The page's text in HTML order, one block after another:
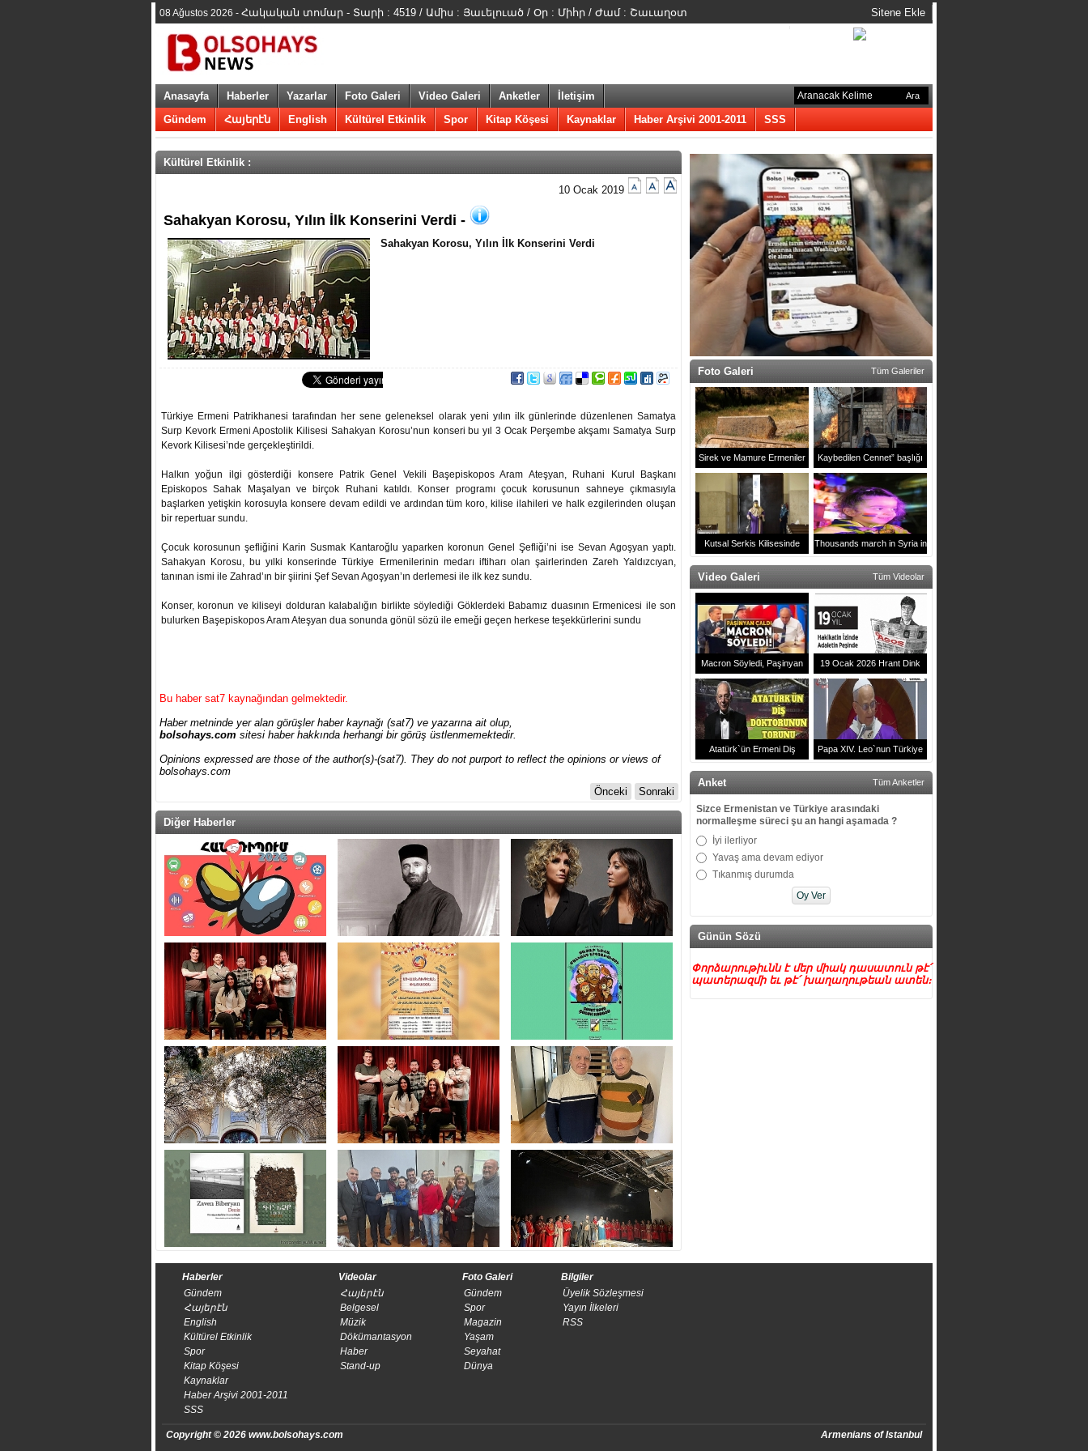
08 Ağustos 2026 - Հակական տոմար - Տարի : 4519 / Ամիս : Յաւելուած / Օր : Միհր / Ժամ : Շաւաղօտ Sitene Ekle
Anasayfa Haberler Yazarlar Foto Galeri Video Galeri Anketler
İletişim
Gündem
Հայերէն English Kültürel Etkinlik Spor Kitap Köşesi Kaynaklar Haber Arşivi 2001-2011 SSS
Kültürel Etkinlik :
10 Ocak 2019
​Sahakyan Korosu, Yılın İlk Konserini Verdi -
​Sahakyan Korosu, Yılın İlk Konserini Verdi
Türkiye Ermeni Patrikhanesi tarafından her sene geleneksel olarak yeni yılın ilk günlerinde düzenlenen Samatya
Surp Kevork Ermeni Apostolik Kilisesi Sahakyan Korosu’nun konseri bu yıl 3 Ocak Perşembe akşamı Samatya Surp
Kevork Kilisesi’nde gerçekleştirildi.
Halkın yoğun ilgi gösterdiği konsere Patrik Genel Vekili Başepiskopos Aram Ateşyan, Ruhani Kurul Başkanı
Episkopos Sahak Maşalyan ve birçok Ruhani katıldı. Konser programı çocuk korusunun sahneye çıkmasıyla
başlarken yetişkin korosuyla konsere devam edildi ve ardından tüm koro, kilise ilahileri ve halk ezgilerinden oluşan
bir repertuar sundu.
Çocuk korosunun şefliğini Karin Susmak Kantaroğlu yaparken koronun Genel Şefliği’ni ise Sevan Agoşyan yaptı.
Sahakyan Korosu, bu yılki konserinde Türkiye Ermenilerinin medarı iftiharı olan şairlerinden Zareh Yaldızcıyan,
tanınan ismi ile Zahrad’ın bir şiirini Şef Sevan Agoşyan’ın derlemesi ile ilk kez sundu.
Konser, koronun ve kiliseyi dolduran kalabalığın birlikte söylediği Göklerdeki Babamız duasının Ermenicesi ile son
bulurken Başepiskopos Aram Ateşyan dua sonunda gönül sözü ile emeği geçen herkese teşekkürlerini sundu
Bu haber sat7 kaynağından gelmektedir.
Haber metninde yer alan görüşler haber kaynağı (sat7) ve yazarına ait olup,
bolsohays.com sitesi haber hakkında herhangi bir görüş üstlenmemektedir.
Opinions expressed are those of the author(s)-(sat7). They do not purport to reflect the opinions or views of
bolsohays.com
Önceki
Sonraki
Diğer Haberler
Foto Galeri Tüm Galeriler
Sirek ve Mamure Ermeniler
Mezarlığı
Kaybedilen Cennet” başlığı
altında Karabağ’da Rus
muhabirin çektiği fotoğralar
ulusl
Kutsal Serkis Kilisesinde
2021 yılı ayini
Thousands march in Syria in
support of Artsakh
Video Galeri Tüm Videolar
Macron Söyledi, Paşinyan
Çaldı! Erivan`daki Zirveye
Damga Vuran Anlar
19 Ocak 2026 Hrant Dink
Anması
Atatürk`ün Ermeni Diş
Doktoru Arşak Sürenyan ve
Papa XIV. Leo`nun Türkiye
Ziyareti | Volkswagen Arena
Anket Tüm Anketler
Sizce Ermenistan ve Türkiye arasındaki
normalleşme süreci şu an hangi aşamada ?
İyi ilerliyor
Yavaş ama devam ediyor
Tıkanmış durumda
Günün Sözü
Փորձարութիւնն է մեր միակ դասատուն թէ՛
պատերազմի եւ թէ՛ խաղաղութեան ատեն։
Haberler
Gündem
Հայերէն
English
Kültürel Etkinlik
Spor
Kitap Köşesi
Kaynaklar
Haber Arşivi 2001-2011
SSS
Videolar
Հայերէն
Belgesel
Müzik
Dökümantasyon
Haber
Stand-up
Foto Galeri
Gündem
Spor
Magazin
Yaşam
Seyahat
Dünya
Bilgiler
Üyelik Sözleşmesi
​Yayın İlkeleri
RSS
Copyright © 2026 www.bolsohays.com Armenians of Istanbul